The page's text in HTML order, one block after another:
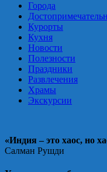
Города
Курорты
Кухня
Новости
Полезности
Праздники
Развлечения
Храмы
Экскурсии
«Индия – это хаос, но
Салман Рушди